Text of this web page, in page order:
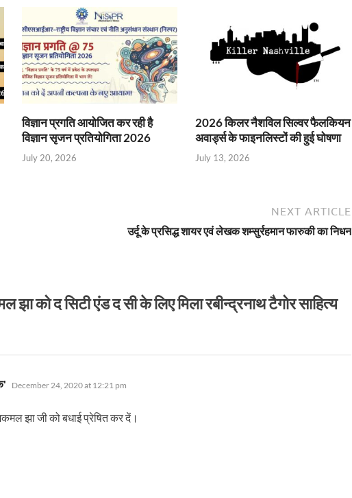
विज्ञान प्रगति आयोजित कर रही है
विज्ञान सृजन प्रतियोगिता 2026
July 20, 2026
2026 किलर नैशविल सिल्वर फैलकियन
अवार्ड्स के फाइनलिस्टों की हुई घोषणा
July 13, 2026
NEXT ARTICLE
उर्दू के प्रसिद्ध शायर एवं लेखक शम्सुर्रहमान फारुकी का निधन
को द सिटी एंड द सी के लिए मिला रबीन्द्रनाथ टैगोर साहित्य
says:
December 24, 2020 at 12:21 pm
झा जी को बधाई प्रेषित कर दें।